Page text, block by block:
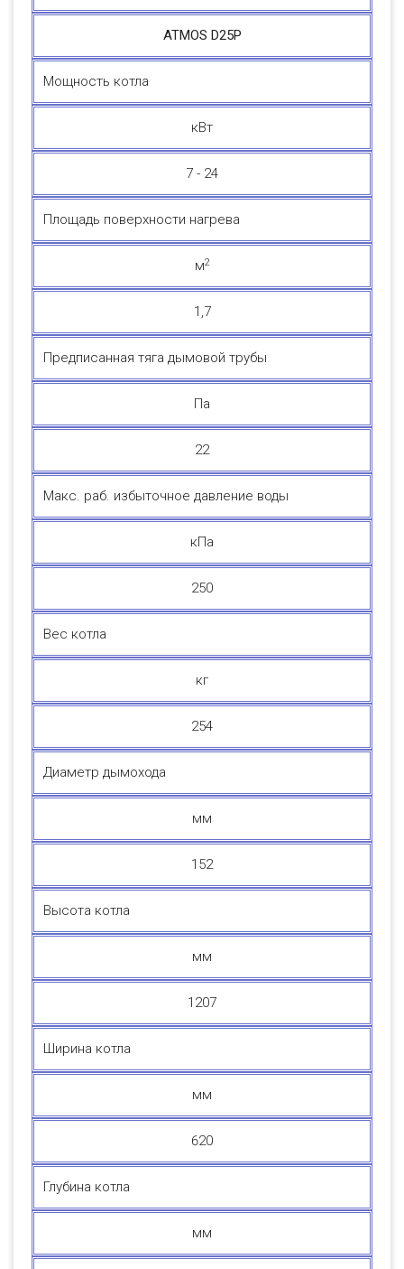
ATMOS D25P
Мощность котла
кВт
7 - 24
Площадь поверхности нагрева
м2
1,7
Предписанная тяга дымовой трубы
Па
22
Макс. раб. избыточное давление воды
кПa
250
Вес котла
кг
254
Диаметр дымохода
мм
152
Высота котла
мм
1207
Ширина котла
мм
620
Глубина котла
мм